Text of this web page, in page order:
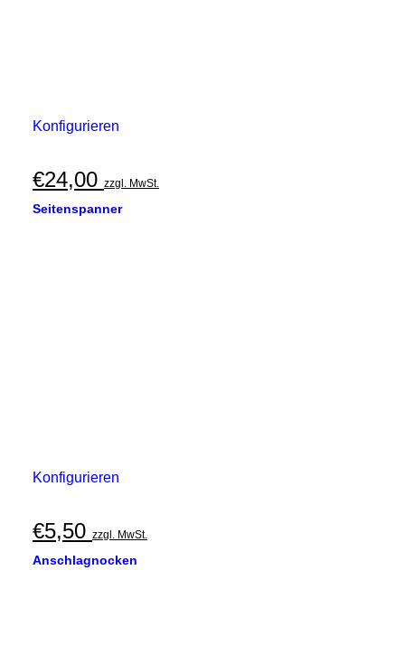
Konfigurieren
€24,00 zzgl. MwSt.
Seitenspanner
Konfigurieren
€5,50 zzgl. MwSt.
Anschlagnocken